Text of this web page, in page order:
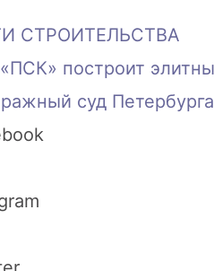
СТРОИТЕЛЬСТВА
построит
суд